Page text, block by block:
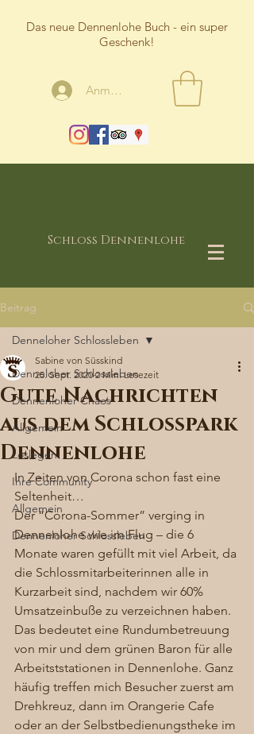
Das neue Dennenlohe Buch - ein super
Geschenk!
Anmelden
Schloss Dennenlohe
Beitrag
Denneloher Schlossleben
Dennenloher Chaos
Allgemein
Loslegen
Ihre Community
Allgemein
Dennenloher Schlossleben
Denneloher Schlossleben
Gute Nachrichten
aus dem Schlosspark
Dennenlohe
Sabine von Süsskind
25. Sept. 2020 2 Min. Lesezeit
In Zeiten von Corona schon fast eine
Seltenheit…
Der “Corona-Sommer” verging in
Dennenlohe wie im Flug – die 6
Monate waren gefüllt mit viel Arbeit, da
die Schlossmitarbeiterinnen alle in
Kurzarbeit sind, nachdem wir 60%
Umsatzeinbuße zu verzeichnen haben.
Das bedeutet eine Rundumbetreuung
von mir und dem grünen Baron für alle
Arbeitststationen in Dennenlohe. Ganz
häufig treffen mich Besucher zuerst am
Drehkreuz, dann im Orangerie Cafe
oder an der Selbstbedienungstheke im